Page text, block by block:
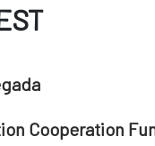
Cooperation